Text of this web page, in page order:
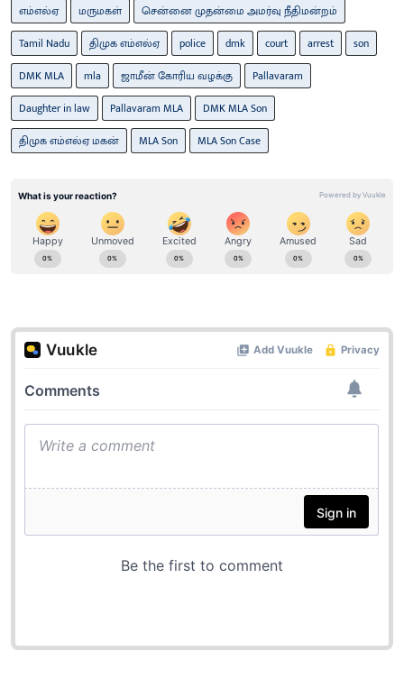
எம்எல்ஏ
மருமகள்
சென்னை முதன்மை அமர்வு நீதிமன்றம்
Tamil Nadu
திமுக எம்எல்ஏ police dmk court arrest
son
DMK MLA
mla ஜாமீன் கோரிய வழக்கு
Pallavaram
Daughter in law
Pallavaram MLA
DMK MLA Son
திமுக எம்எல்ஏ மகன்
MLA Son MLA Son Case